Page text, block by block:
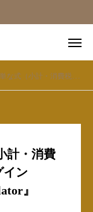
を追加するプラグイン『Contact Form7 Cost Calculator』
計・消費
イン
』
旧字一覧